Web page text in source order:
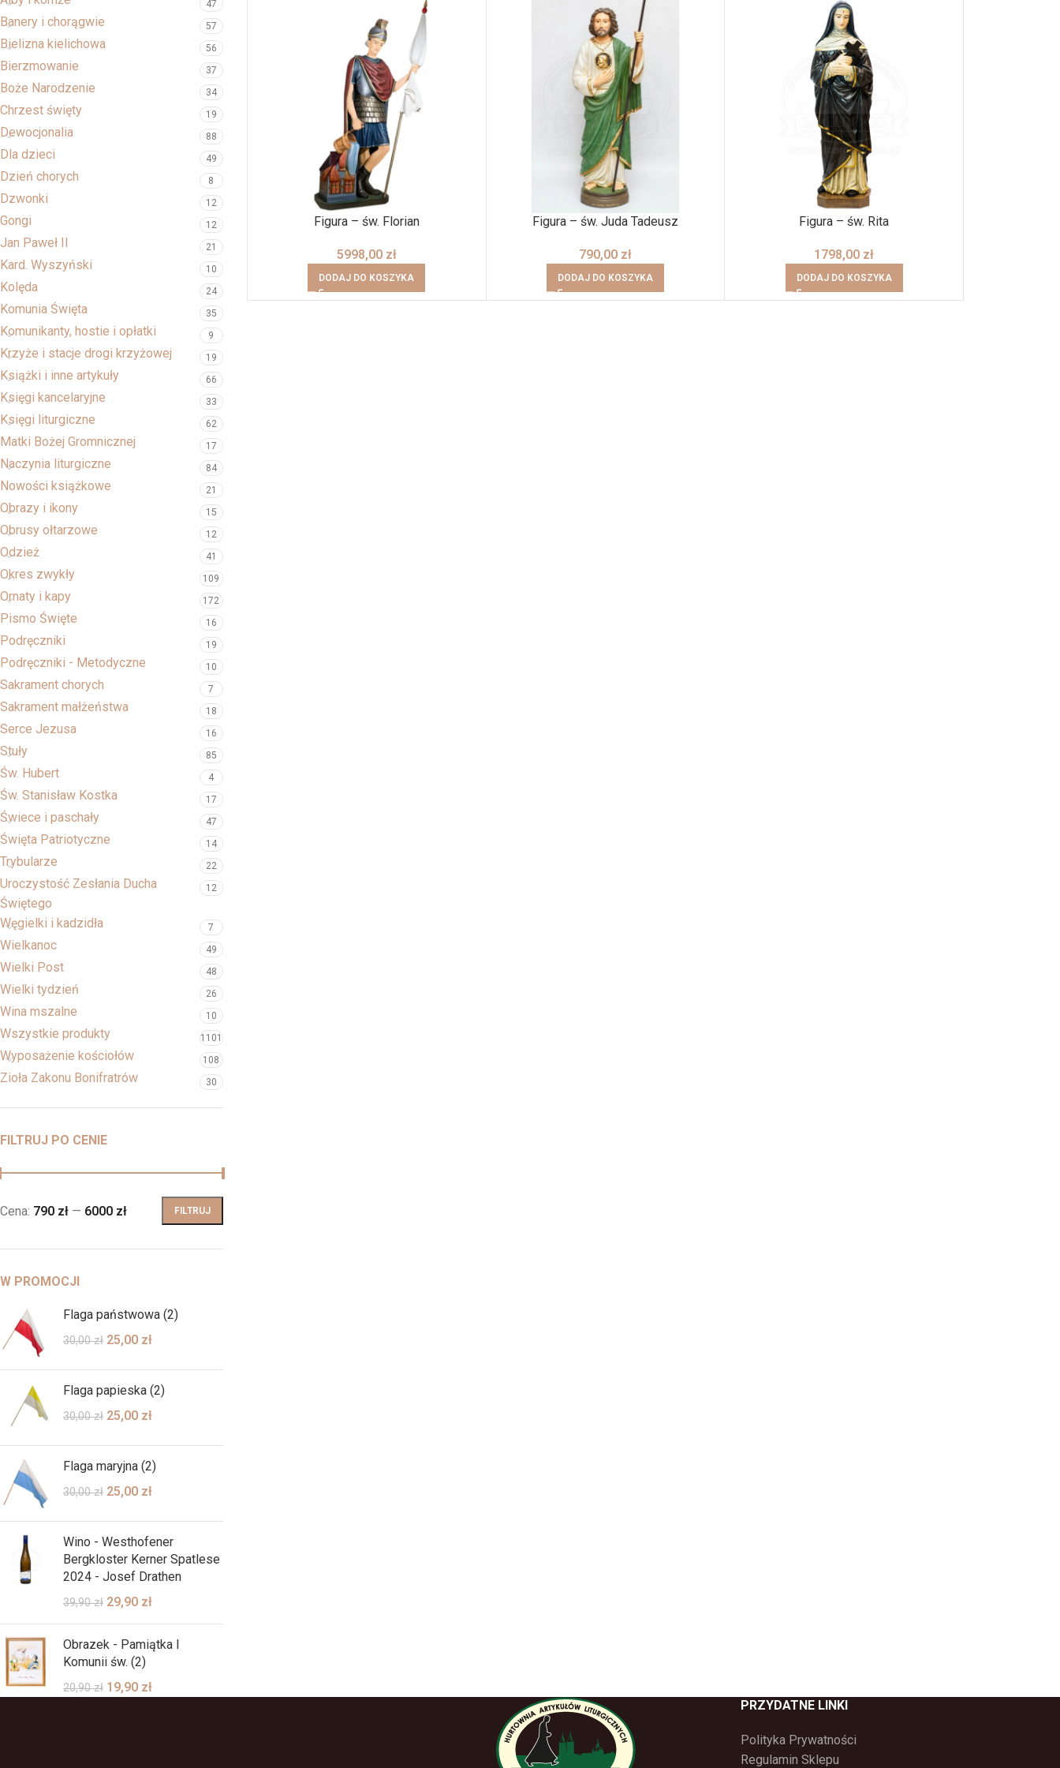
47
Banery i chorągwie 57
Bielizna kielichowa 56
Bierzmowanie 37
Boże Narodzenie 34
Chrzest święty 19
Dewocjonalia 88
Dla dzieci 49
Dzień chorych 8
Dzwonki 12
Gongi 12
Jan Paweł II 21
Kard. Wyszyński 10
Kolęda 24
Komunia Święta 35
Komunikanty, hostie i opłatki 9
Krzyże i stacje drogi krzyżowej 19
Książki i inne artykuły 66
Księgi kancelaryjne 33
Księgi liturgiczne 62
Matki Bożej Gromnicznej 17
Naczynia liturgiczne 84
Nowości książkowe 21
Obrazy i ikony 15
Obrusy ołtarzowe 12
Odzież 41
Okres zwykły 109
Ornaty i kapy 172
Pismo Święte 16
Podręczniki 19
Podręczniki - Metodyczne 10
Sakrament chorych 7
Sakrament małżeństwa 18
Serce Jezusa 16
Stuły 85
Św. Hubert 4
Św. Stanisław Kostka 17
Świece i paschały 47
Święta Patriotyczne 14
Trybularze 22
Uroczystość Zesłania Ducha
Świętego
12
Węgielki i kadzidła 7
Wielkanoc 49
Wielki Post 48
Wielki tydzień 26
Wina mszalne 10
Wszystkie produkty 1101
Wyposażenie kościołów 108
Zioła Zakonu Bonifratrów 30
FILTRUJ PO CENIE
FILTRUJ
Cena: 790 zł — 6000 zł
W PROMOCJI
Flaga państwowa (2)
30,00zł 25,00 zł
Flaga papieska (2)
30,00zł 25,00 zł
Flaga maryjna (2)
30,00zł 25,00 zł
Wino - Westhofener
Bergkloster Kerner Spatlese
2024 - Josef Drathen
39,90zł 29,90 zł
Obrazek - Pamiątka I
Komunii św. (2)
20,90zł 19,90 zł
Figura – św. Florian
5998,00 zł
DODAJ DO KOSZYKA
Figura – św. Juda Tadeusz
790,00 zł
DODAJ DO KOSZYKA
Figura – św. Rita
1798,00 zł
DODAJ DO KOSZYKA
PRZYDATNE LINKI
Polityka Prywatności
Regulamin Sklepu